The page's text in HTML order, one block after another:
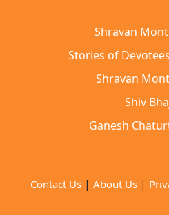
Shravan
Stories of
Shravan
Shiv
Ganesh
Contact Us| About Us|